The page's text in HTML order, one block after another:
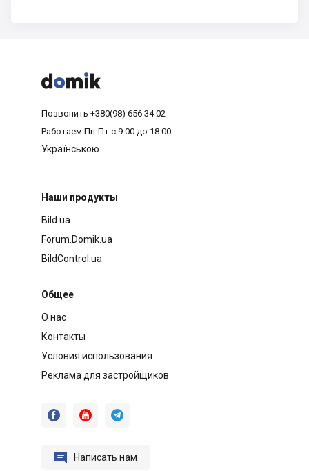



Позвонить +380(98) 656 34 02
Работаем Пн-Пт с 9:00 до 18:00
Українською
Наши продукты
Bild.ua
Forum.Domik.ua
BildControl.ua
Общее
О нас
Контакты
Условия использования
Реклама для застройщиков
  
 Написать нам